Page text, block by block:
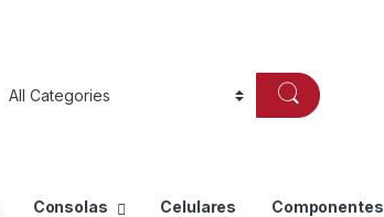
Consolas Celulares Componentes